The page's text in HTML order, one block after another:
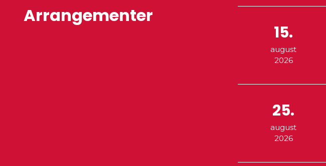
Arrangementer
15.
august
2026
25.
august
2026